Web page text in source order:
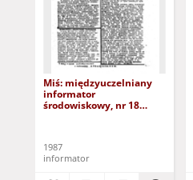
Miś: międzyuczelniany
informator
środowiskowy, nr 18
1987
informator